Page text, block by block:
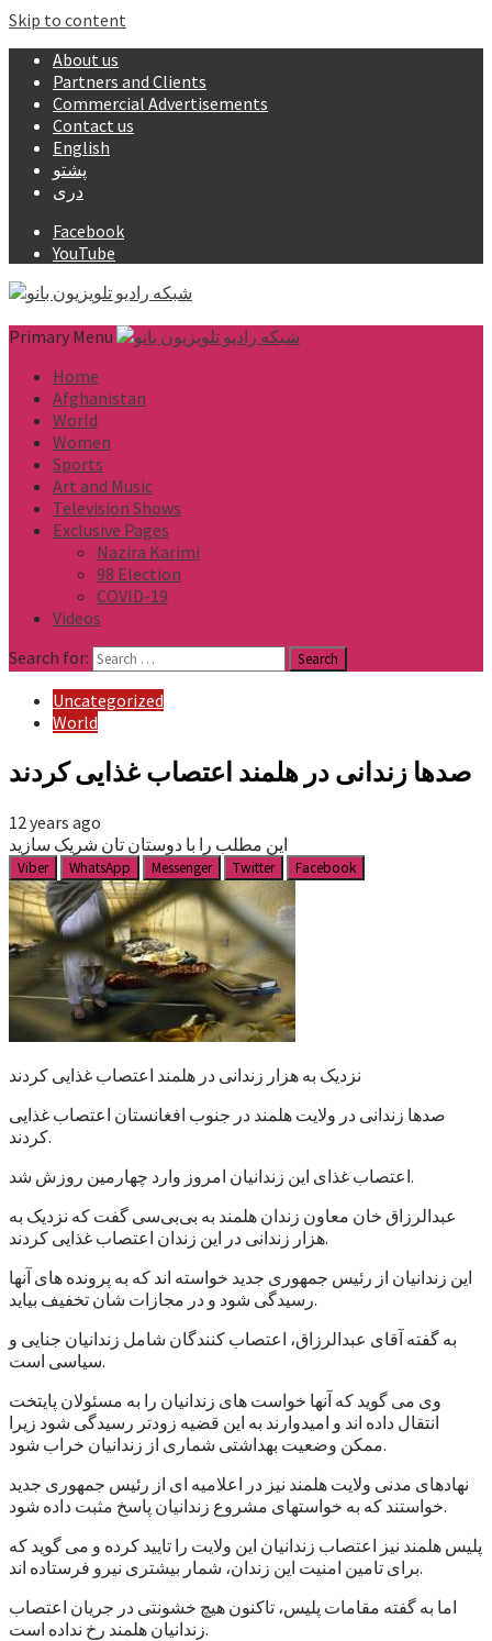
Skip to content
About us
Partners and Clients
Commercial Advertisements
Contact us
English
پشتو
دری
Facebook
YouTube
Primary Menu
Home
Afghanistan
World
Women
Sports
Art and Music
Television Shows
Exclusive Pages
Nazira Karimi
98 Election
COVID-19
Videos
Search for:
Uncategorized
World
صدها زندانی در هلمند اعتصاب غذایی کردند
12 years ago
این مطلب را با دوستان تان شریک سازید
Viber WhatsApp Messenger Twitter Facebook
نزدیک به هزار زندانی در هلمند اعتصاب غذایی کردند
صدها زندانی در ولایت هلمند در جنوب افغانستان اعتصاب غذایی
کردند.
اعتصاب غذای این زندانیان امروز وارد چهارمین روزش شد.
عبدالرزاق خان معاون زندان هلمند به بی‌بی‌سی گفت که نزدیک به
هزار زندانی در این زندان اعتصاب غذایی کردند.
این زندانیان از رئیس جمهوری جدید خواسته اند که به پرونده های آنها
رسیدگی شود و در مجازات شان تخفیف بیاید.
به گفته آقای عبدالرزاق، اعتصاب کنندگان شامل زندانیان جنایی و
سیاسی است.
وی می گوید که آنها خواست های زندانیان را به مسئولان پایتخت
انتقال داده اند و امیدوارند به این قضیه زودتر رسیدگی شود زیرا
ممکن وضعیت بهداشتی شماری از زندانیان خراب شود.
نهادهای مدنی ولایت هلمند نیز در اعلامیه ای از رئیس جمهوری جدید
خواستند که به خواستهای مشروع زندانیان پاسخ مثبت داده شود.
پلیس هلمند نیز اعتصاب زندانیان این ولایت را تایید کرده و می گوید که
برای تامین امنیت این زندان، شمار بیشتری نیرو فرستاده اند.
اما به گفته مقامات پلیس، تاکنون هیچ خشونتی در جریان اعتصاب
زندانیان هلمند رخ نداده است.